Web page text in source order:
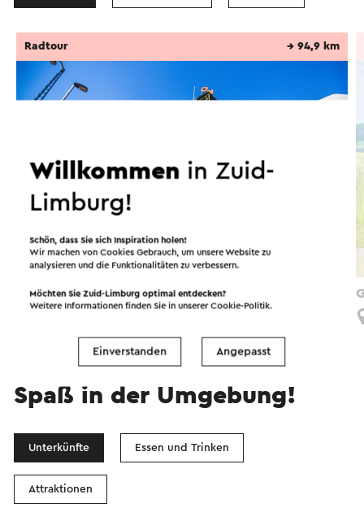
Fietsroute Groenmetropool
Radtour → 94,9 km
Spaß in der Umgebung!
Unterkünfte Essen und Trinken
Attraktionen
Willkommen in Zuid-
Limburg!
Schön, dass Sie sich Inspiration holen!
Wir machen von Cookies Gebrauch, um unsere Website zu
analysieren und die Funktionalitäten zu verbessern.
Möchten Sie Zuid-Limburg optimal entdecken?
Weitere Informationen finden Sie in unsererCookie-Politik.
Einverstanden Angepasst